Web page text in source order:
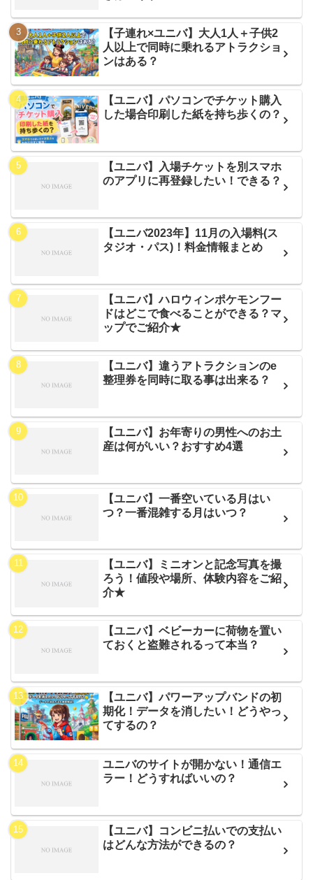
【子連れ×ユニバ】大人1人＋子供2
人以上で同時に乗れるアトラクショ
ンはある？
【ユニバ】パソコンでチケット購入
した場合印刷した紙を持ち歩くの？
【ユニバ】入場チケットを別スマホ
のアプリに再登録したい！できる？
【ユニバ2023年】11月の入場料(ス
タジオ・パス)！料金情報まとめ
【ユニバ】ハロウィンポケモンフー
ドはどこで食べることができる？マ
ップでご紹介★
【ユニバ】違うアトラクションのe
整理券を同時に取る事は出来る？
【ユニバ】お年寄りの男性へのお土
産は何がいい？おすすめ4選
【ユニバ】一番空いている月はい
つ？一番混雑する月はいつ？
【ユニバ】ミニオンと記念写真を撮
ろう！値段や場所、体験内容をご紹
介★
【ユニバ】ベビーカーに荷物を置い
ておくと盗難されるって本当？
【ユニバ】パワーアップバンドの初
期化！データを消したい！どうやっ
てするの？
ユニバのサイトが開かない！通信エ
ラー！どうすればいいの？
【ユニバ】コンビニ払いでの支払い
はどんな方法ができるの？